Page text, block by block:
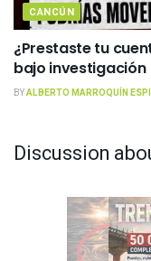
CANCÚN
¿Prestaste tu
bajo investigación
BYALBERTO MARROQUÍN
Discussion